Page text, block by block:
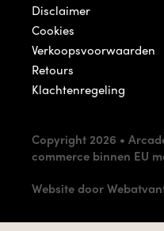
Disclaimer
Cookies
Verkoopsvoorwaarden
Retours
Klachtenregeling
Copyright 2026 •
commerce binnen EU
Website door